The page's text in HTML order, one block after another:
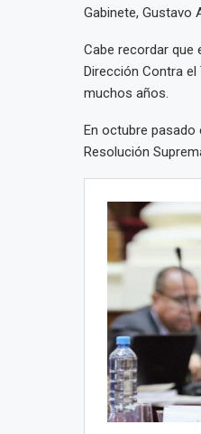
Gabinete, Gustavo
Cabe recordar que
Dirección Contra
muchos años.
En octubre
Resolución